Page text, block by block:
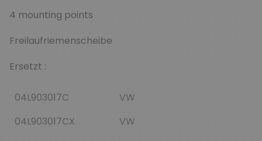
4 mounting points
Freilaufriemenscheibe
Ersetzt :
04L903017C
VW
04L903017CX
VW